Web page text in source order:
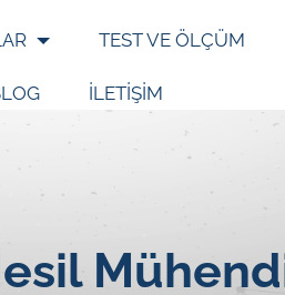
TEST VE ÖLÇÜM
İLETİŞİM